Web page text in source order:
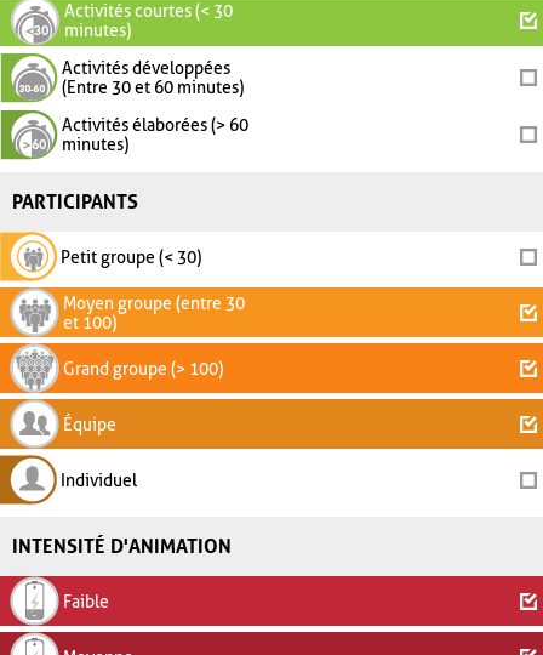
Activités courtes (< 30
minutes)
Activités développées
(Entre 30 et 60 minutes)
Activités élaborées (> 60
minutes)
PARTICIPANTS
Petit groupe (< 30)
Moyen groupe (entre 30
et 100)
Grand groupe (> 100)
Équipe
Individuel
INTENSITÉ D'ANIMATION
Faible